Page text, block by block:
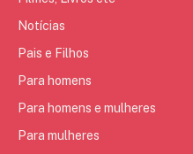
Notícias
Pais e Filhos
Para homens
Para homens e mulheres
Para mulheres